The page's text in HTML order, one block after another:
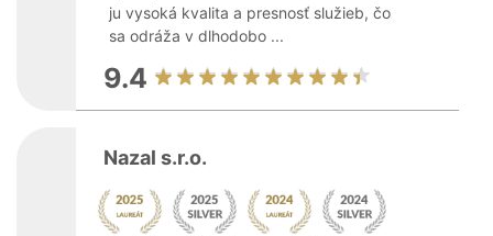
ju vysoká kvalita a presnosť služieb, čo
sa odráža v dlhodobo ...
9.4
Nazal s.r.o.